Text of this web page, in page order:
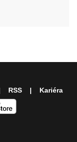
RSS Kariéra